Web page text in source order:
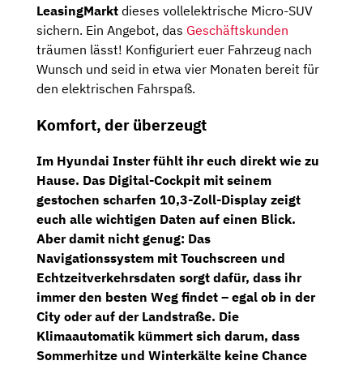
LeasingMarkt dieses vollelektrische Micro-SUV
sichern. Ein Angebot, das Geschäftskunden
träumen lässt! Konfiguriert euer Fahrzeug nach
Wunsch und seid in etwa vier Monaten bereit für
den elektrischen Fahrspaß.
Komfort, der überzeugt
Im Hyundai Inster fühlt ihr euch direkt wie zu
Hause. Das Digital-Cockpit mit seinem
gestochen scharfen 10,3-Zoll-Display zeigt
euch alle wichtigen Daten auf einen Blick.
Aber damit nicht genug: Das
Navigationssystem mit Touchscreen und
Echtzeitverkehrsdaten sorgt dafür, dass ihr
immer den besten Weg findet – egal ob in der
City oder auf der Landstraße. Die
Klimaautomatik kümmert sich darum, dass
Sommerhitze und Winterkälte keine Chance